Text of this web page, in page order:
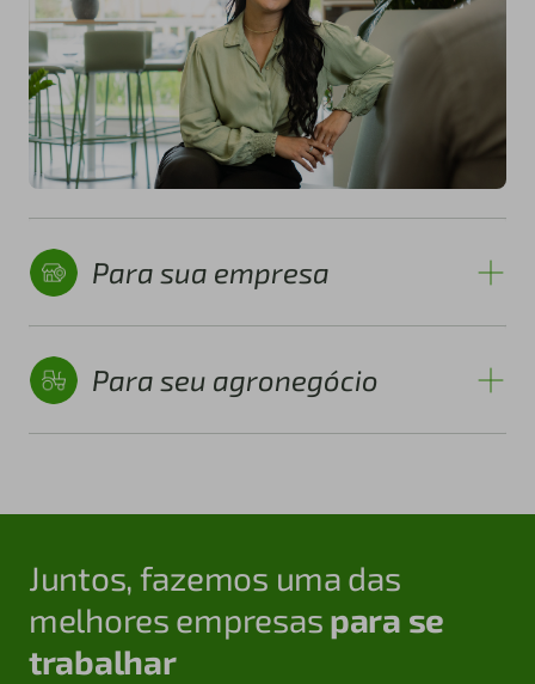
Para sua empresa
Para seu agronegócio
Juntos, fazemos uma das
melhores empresas para se
trabalhar